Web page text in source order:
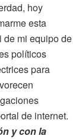
hoy
esta
de mi equipo de
políticos
para
de internet.
y con la